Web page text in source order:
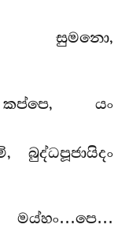
සුමනො,
කප්පෙ, යං
බුද්ධපූජායිදං
මය්හං…පෙ…